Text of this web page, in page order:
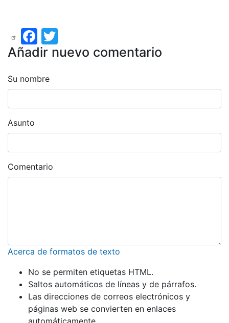
Facebook
Añadir nuevo comentario
Su nombre
Asunto
Comentario
Acerca de formatos de texto
No se permiten etiquetas HTML.
Saltos automáticos de líneas y de párrafos.
Las direcciones de correos electrónicos y
páginas web se convierten en enlaces
automáticamente.